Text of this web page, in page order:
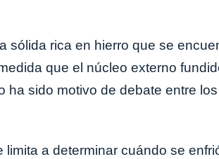
sólida rica en hierro que se
que el núcleo externo
ha sido motivo de debate entre
a determinar cuándo se